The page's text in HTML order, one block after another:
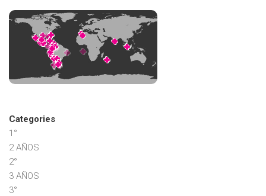
Categories
1°
2 AÑOS
2°
3 AÑOS
3°